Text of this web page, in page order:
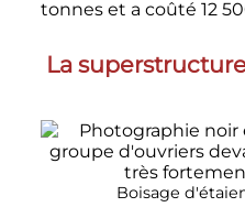
tonnes et a coûté 12
La
Boisage